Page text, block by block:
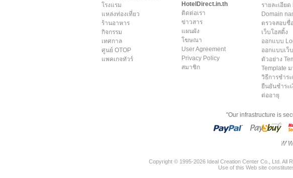
โรงแรม
แหล่งท่องเที่ยว
ร้านอาหาร
กิจกรรม
เทศกาล
ศูนย์ OTOP
แพคเกจทัวร์
HotelDirect.in.th
ติดต่อเรา
ข่าวสาร
แผนผัง
โฆษณา
User Agreement
Privacy Policy
สมาชิก
รายละเอียด
Domain
ตรวจสอบชื่
เว็บโฮสติ้ง
ออกแบบ
ออกแบบเว็
ตัวอย่าง
Template
วิธีการชำระ
ยืนยันชำระ
ต่ออายุ
"Our infrastructure is
Copyright © 1995-2026 Ideal Creation Center Co., Ltd. All
Use of this Web site